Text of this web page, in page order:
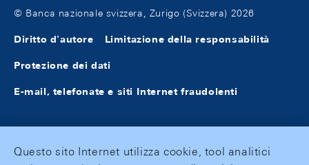
© Banca nazionale svizzera, Zurigo (Svizzera) 2026
Diritto d'autore Limitazione della responsabilità
Protezione dei dati
E-mail, telefonate e siti Internet fraudolenti
Questo sito Internet utilizza cookie, tool analitici